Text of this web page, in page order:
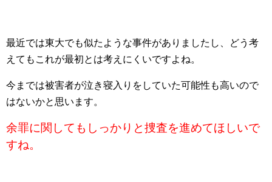
最近では東大でも似たような事件がありましたし、どう考
えてもこれが最初とは考えにくいですよね。
今までは被害者が泣き寝入りをしていた可能性も高いので
はないかと思います。
余罪に関してもしっかりと捜査を進めてほしいで
すね。